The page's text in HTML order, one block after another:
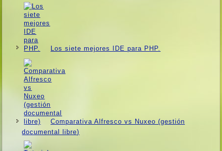
Los siete mejores IDE para PHP.
Comparativa Alfresco vs Nuxeo (gestión
documental libre)